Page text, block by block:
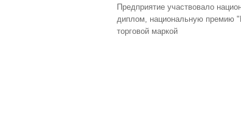
Предприятие участвовало
диплом, национальную премию
торговой маркой